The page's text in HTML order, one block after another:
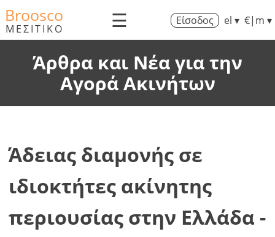
Broosco
ΜΕΣΙΤΙΚΟ ☰ Είσοδος el ▾ €|m ▾
Άρθρα και Νέα για την
Αγορά Ακινήτων
Άδειας διαμονής σε
ιδιοκτήτες ακίνητης
περιουσίας στην Ελλάδα -